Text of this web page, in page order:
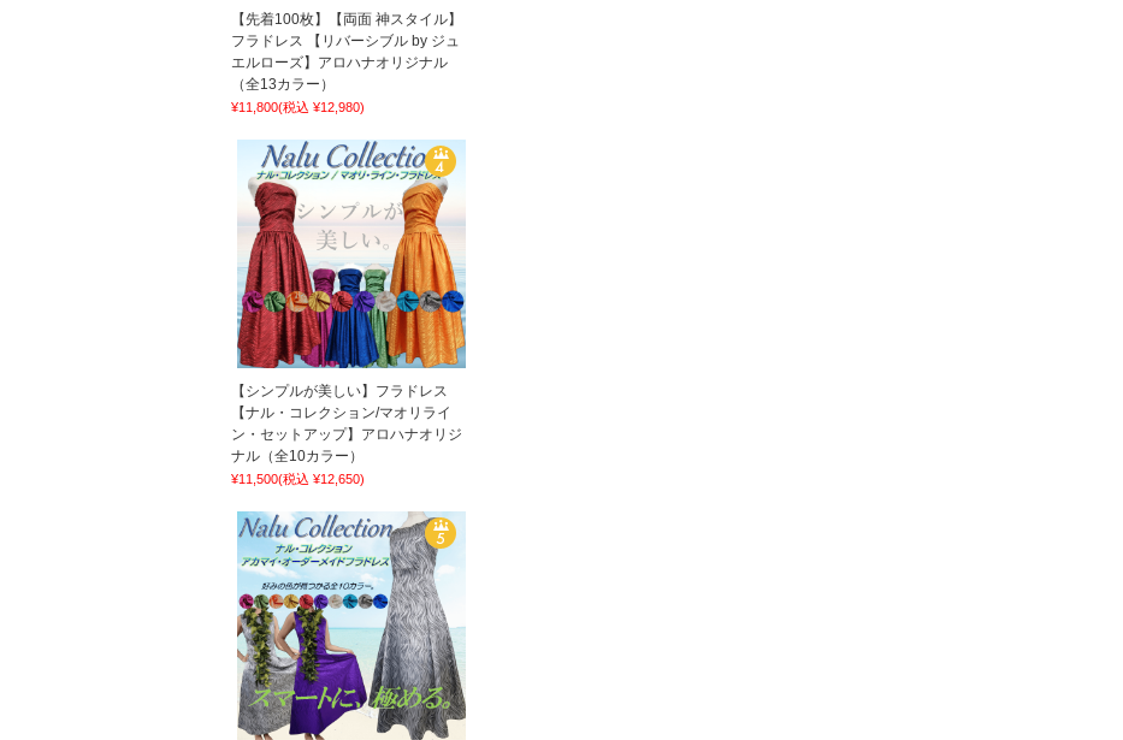
【先着100枚】【両面 神スタイル】
フラドレス 【リバーシブル by ジュ
エルローズ】アロハナオリジナル
（全13カラー）
¥11,800(税込 ¥12,980)
【シンプルが美しい】フラドレス
【ナル・コレクション/マオリライ
ン・セットアップ】アロハナオリジ
ナル（全10カラー）
¥11,500(税込 ¥12,650)